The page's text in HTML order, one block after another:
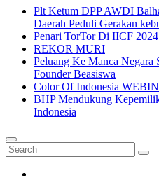
Plt Ketum DPP AWDI
Daerah Peduli Gerakan
Penari TorTor Di IICF
REKOR MURI
Peluang Ke Manca Negara
Founder Beasiswa
Color Of Indonesia
BHP Mendukung
Indonesia